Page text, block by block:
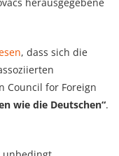
, dass sich die
Council for Foreign
wie die Deutschen“.